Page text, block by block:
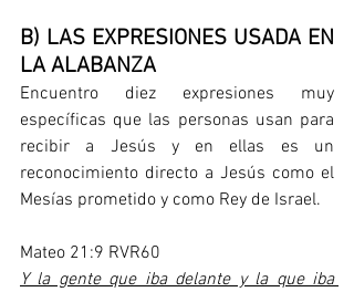
B) LAS EXPRESIONES USADA EN
LA ALABANZA
Encuentro diez expresiones muy
específicas que las personas usan para
recibir a Jesús y en ellas es un
reconocimiento directo a Jesús como el
Mesías prometido y como Rey de Israel.
Mateo 21:9 RVR60
Y la gente que iba delante y la que iba